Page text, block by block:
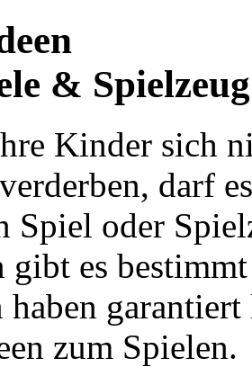
& Spielzeug
Kinder sich
darf
Spiel oder
gibt es
zum Spielen.